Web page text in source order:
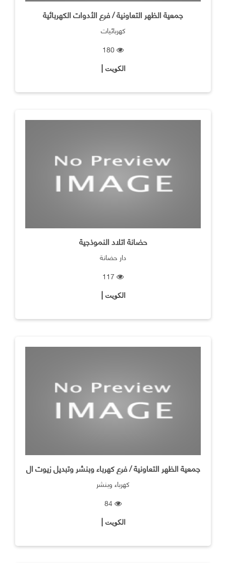
جمعية الظهر التعاونية / فرع الأدوات الكهربائية
كهربائيات
الكويت |
حضانة اتلاد النموذجية
دار حضانة
الكويت |
جمعية الظهر التعاونية / فرع كهرباء وبنشر وتبديل زيوت ال
كهرباء وبنشر
الكويت |